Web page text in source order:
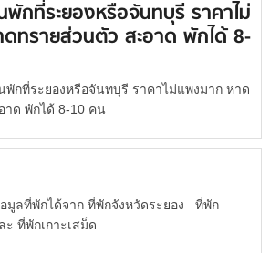
กที่ระยองหรือจันทบุรี ราคาไม่
ทรายส่วนตัว สะอาด พักได้ 8-
พักที่ระยองหรือจันทบุรี ราคาไม่แพงมาก หาด
าด พักได้ 8-10 คน
มูลที่พักได้จาก ที่พักจังหวัดระยอง ที่พัก
ที่พักเกาะเสม็ด